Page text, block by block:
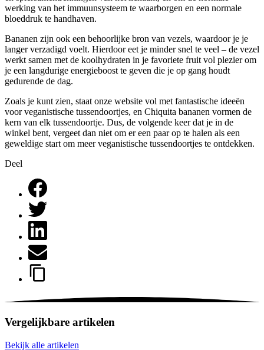
werking van het immuunsysteem te waarborgen en een normale
bloeddruk te handhaven.
Bananen zijn ook een behoorlijke bron van vezels, waardoor je je
langer verzadigd voelt. Hierdoor eet je minder snel te veel – de vezel
werkt samen met de koolhydraten in je favoriete fruit vol plezier om
je een langdurige energieboost te geven die je op gang houdt
gedurende de dag.
Zoals je kunt zien, staat onze website vol met fantastische ideeën
voor veganistische tussendoortjes, en Chiquita bananen vormen de
kern van elk tussendoortje. Dus, de volgende keer dat je in de
winkel bent, vergeet dan niet om er een paar op te halen als een
geweldige start om meer veganistische tussendoortjes te ontdekken.
Deel
Vergelijkbare artikelen
Bekijk alle artikelen